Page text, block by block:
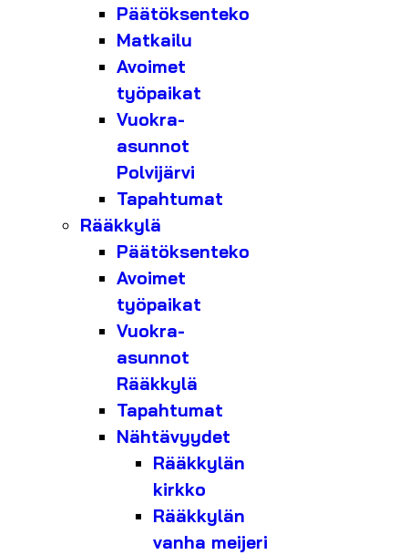
Päätöksenteko
Matkailu
Avoimet
työpaikat
Vuokra-
asunnot
Polvijärvi
Tapahtumat
Rääkkylä
Päätöksenteko
Avoimet
työpaikat
Vuokra-
asunnot
Rääkkylä
Tapahtumat
Nähtävyydet
Rääkkylän
kirkko
Rääkkylän
vanha meijeri